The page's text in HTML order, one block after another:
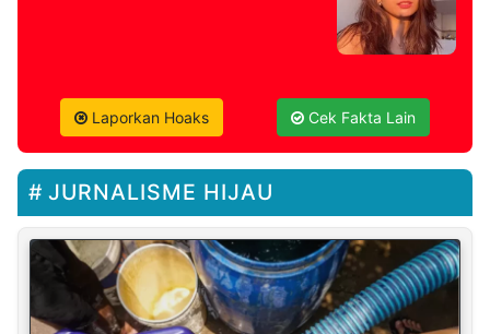
Laporkan Hoaks Cek Fakta Lain
JURNALISME HIJAU